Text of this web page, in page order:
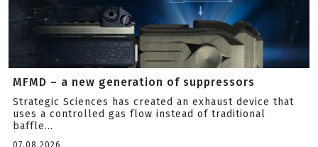
MFMD – a new generation of suppressors
Strategic Sciences has created an exhaust device that
uses a controlled gas flow instead of traditional
baffle...
07.08.2026